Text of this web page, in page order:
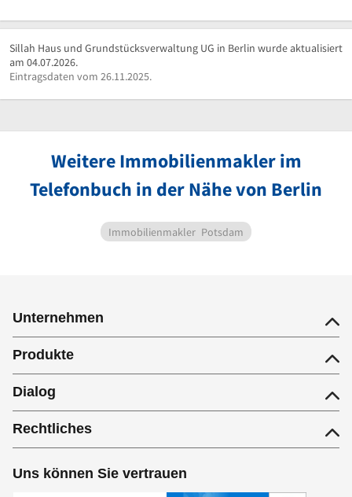
Sillah Haus und Grundstücksverwaltung UG in Berlin wurde aktualisiert
am 04.07.2026.
Eintragsdaten vom 26.11.2025.
Weitere Immobilienmakler im
Telefonbuch in der Nähe von Berlin
Immobilienmakler Potsdam
Unternehmen
Produkte
Dialog
Rechtliches
Uns können Sie vertrauen